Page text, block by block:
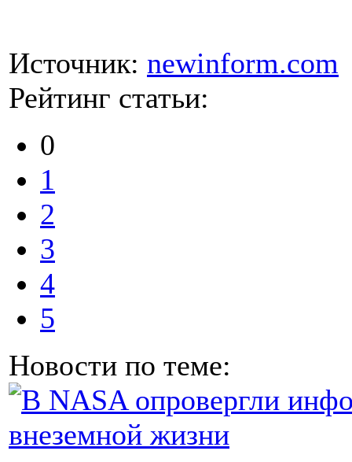
Источник: newinform.com
Рейтинг статьи:
0
1
2
3
4
5
Новости по теме: